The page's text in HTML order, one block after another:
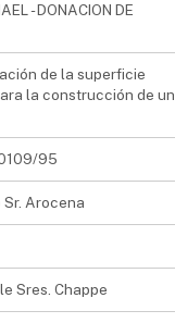
- DONACION DE
de la superficie
la construcción de un
95
Arocena
Sres. Chappe